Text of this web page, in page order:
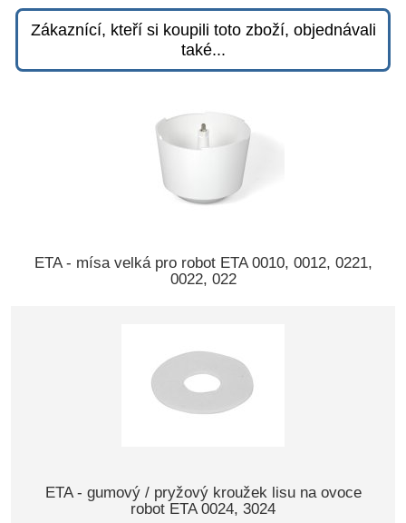
Zákaznící, kteří si koupili toto zboží, objednávali
také...
ETA - mísa velká pro robot ETA 0010, 0012, 0221,
0022, 022
ETA - gumový / pryžový kroužek lisu na ovoce
robot ETA 0024, 3024